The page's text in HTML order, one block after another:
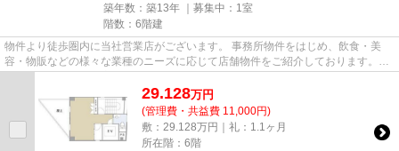
築年数：築13年 ｜募集中： 1室
階数：6階建
物件より徒歩圏内に当社営業店がございます。 事務所物件をはじめ、飲食・美
容・物販などの様々な業種のニーズに応じて店舗物件をご紹介しております。
尚、弊社ではおとり広告は一切...
29.128万円
(管理費・共益費 11,000円)
敷：29.128万円｜礼：1.1ヶ月
所在階：6階